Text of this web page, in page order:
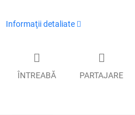
Informaţii detaliate
ÎNTREABĂ PARTAJARE